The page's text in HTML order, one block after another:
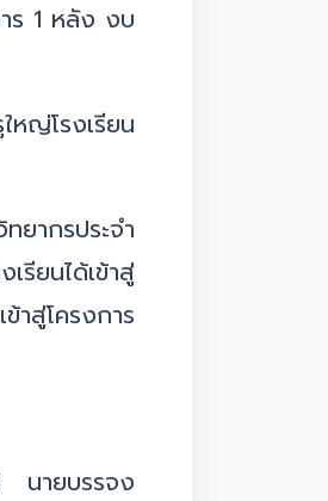
ร 1 หลัง งบ
หญ่โรงเรียน
ยากรประจำ
ยนได้เข้าสู่
สู่โครงการ
นายบรรจง